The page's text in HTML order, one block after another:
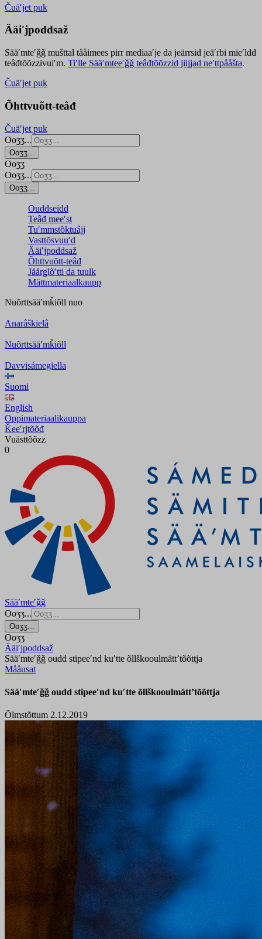
Čuäʹjet puk
Ääiʹjpoddsaž
Sääʹmteʹǧǧ mušttal tååimees pirr mediaaʹje da jeärrsid jeäʹrbi mieʹldd
teâđtõõzzivuiʹm. Tiʹlle Sääʹmteeʹǧǧ teâđtõõzzid jiijjad neʹttpååšta.
Čuäʹjet puk
Õhttvuõtt-teâđ
Čuäʹjet puk
Ooʒʒ...
Ooʒʒ...
Ooʒʒ
Ooʒʒ...
Ooʒʒ...
Ouddseidd
Teâđ meeʹst
Tuʹmmstõktuâjj
Vasttõsvuuʹd
Ääiʹjpoddsaž
Õhttvuõtt-teâđ
Jåårǥlõʹtti da tuulk
Mättmateriaalkaupp
Nuõrttsääʹmǩiõll nuo
Anarâškielâ
Nuõrttsääʹmǩiõll
Davvisámegiella
Suomi
English
Oppimateriaalikauppa
Ǩeeʹrjtõõđ
Vuästtõõzz
0
Sääʹmteʹǧǧ
Ooʒʒ...
Ooʒʒ...
Ooʒʒ
Ääiʹjpoddsaž
Sääʹmteʹǧǧ oudd stipeeʹnd kuʹtte õllškooulmättʼtõõttja
Mååusat
Sääʹmteʹǧǧ oudd stipeeʹnd kuʹtte õllškooulmättʼtõõttja
Õlmstõttum 2.12.2019